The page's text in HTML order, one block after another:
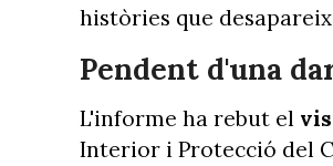
històries que
Pendent d'una
L'informe ha rebut el
Interior i Protecció del